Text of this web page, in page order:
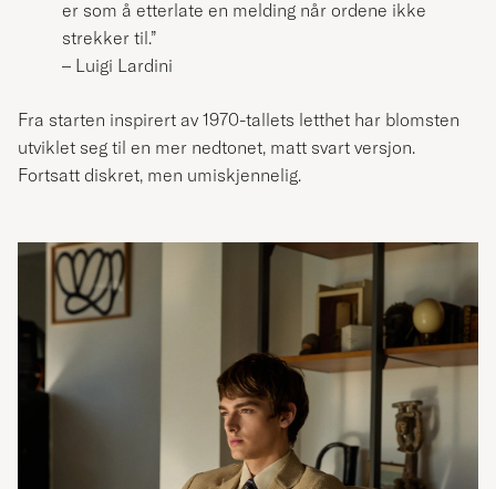
er som å etterlate en melding når ordene ikke
strekker til.”
– Luigi Lardini
Fra starten inspirert av 1970-tallets letthet har blomsten
utviklet seg til en mer nedtonet, matt svart versjon.
Fortsatt diskret, men umiskjennelig.